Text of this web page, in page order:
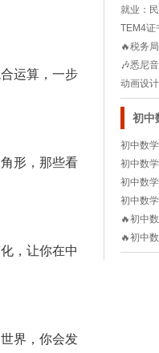
运算，一步
形，那些看
，让你在中
界，你会发
答案？
就业：
是稳定
TEM4证
伪？大
🔥税务
秘自然
🎶悉尼
的艺术
动画设
动画设
初中
初中数
些？📚
的教材？
初中数
些？📚
定！✨
初中数
西？🤔
量资源
初中数
如何攻
快来抄
🔥初中
秘！解
键！🔑
🔥初中
解开学